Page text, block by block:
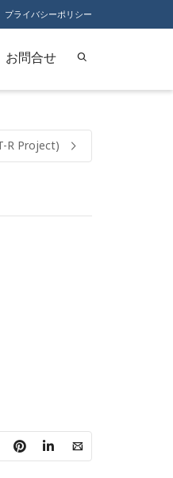
プライバシーポリシー
お問合せ
R Project)